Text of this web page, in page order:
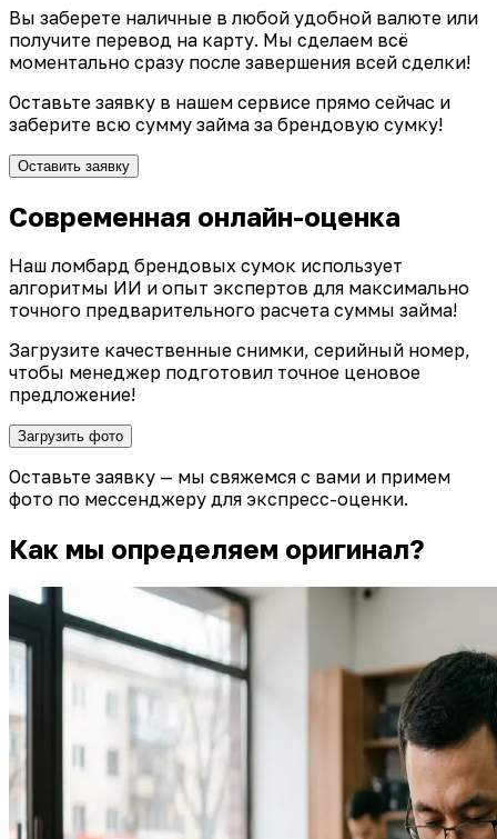
Вы заберете наличные в любой удобной валюте или
получите перевод на карту. Мы сделаем всё
моментально сразу после завершения всей сделки!
Оставьте заявку в нашем сервисе прямо сейчас и
заберите всю сумму займа за брендовую сумку!
Оставить заявку
Современная онлайн-оценка
Наш ломбард брендовых сумок использует
алгоритмы ИИ и опыт экспертов для максимально
точного предварительного расчета суммы займа!
Загрузите качественные снимки, серийный номер,
чтобы менеджер подготовил точное ценовое
предложение!
Загрузить фото
Оставьте заявку — мы свяжемся с вами и примем
фото по мессенджеру для экспресс-оценки.
Как мы определяем оригинал?